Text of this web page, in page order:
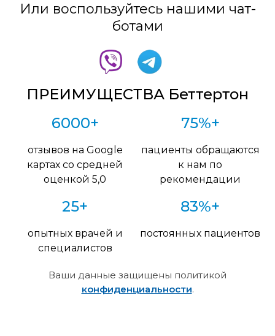
Или воспользуйтесь нашими чат-
ботами
ПРЕИМУЩЕСТВА Беттертон
6000+
отзывов на Google
картах со средней
оценкой 5,0
75%+
пациенты обращаются
к нам по
рекомендации
25+
опытных врачей и
специалистов
83%+
постоянных пациентов
Ваши данные защищены политикой
конфиденциальности.